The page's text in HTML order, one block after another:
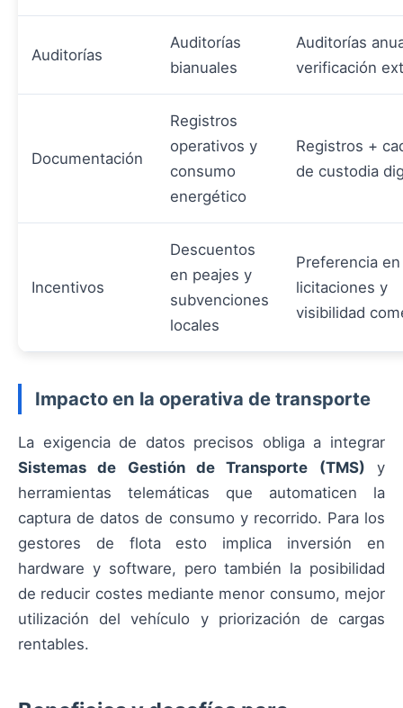
Auditorías
Auditorías
bianuales
Auditorías
verificación
Documentación
Registros
operativos y
consumo
energético
Registros +
de custodia
Incentivos
Descuentos
en peajes y
subvenciones
locales
Preferencia en
licitaciones y
visibilidad
Impacto en la operativa de transporte
La exigencia de datos precisos obliga a integrar
Sistemas de Gestión de Transporte (TMS) y
herramientas telemáticas que automaticen la
captura de datos de consumo y recorrido. Para los
gestores de flota esto implica inversión en
hardware y software, pero también la posibilidad
de reducir costes mediante menor consumo, mejor
utilización del vehículo y priorización de cargas
rentables.